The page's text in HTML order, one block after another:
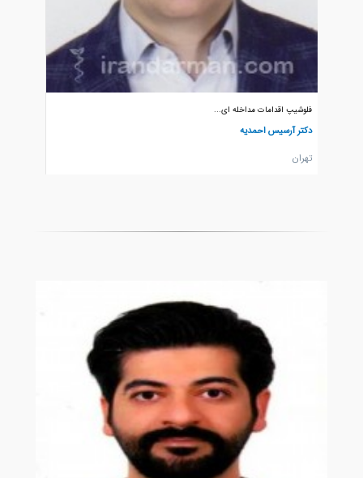
فلوشیپ اقدامات مداخله ای...
دکتر آرسیس احمدیه
تهران